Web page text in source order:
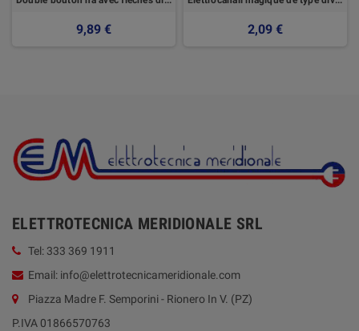
9,89 € 2,09 €
ELETTROTECNICA MERIDIONALE SRL
Tel: 333 369 1911
Email: info@elettrotecnicameridionale.com
Piazza Madre F. Semporini - Rionero In V. (PZ)
P.IVA 01866570763